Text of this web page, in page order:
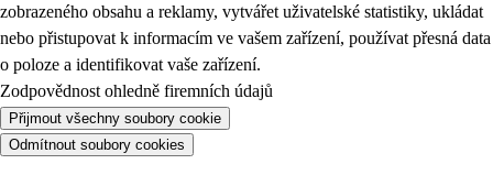
zobrazeného obsahu a reklamy, vytvářet uživatelské statistiky, ukládat
nebo přistupovat k informacím ve vašem zařízení, používat přesná data
o poloze a identifikovat vaše zařízení.
Zodpovědnost ohledně firemních údajů
Přijmout všechny soubory cookie
Odmítnout soubory cookies